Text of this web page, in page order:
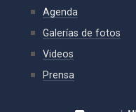
Agenda
Galerías de fotos
Videos
Prensa